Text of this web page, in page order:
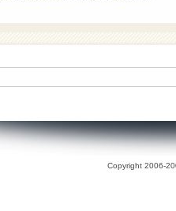
Copyright 2006-